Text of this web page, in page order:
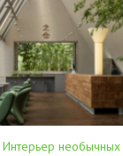
Интерьер